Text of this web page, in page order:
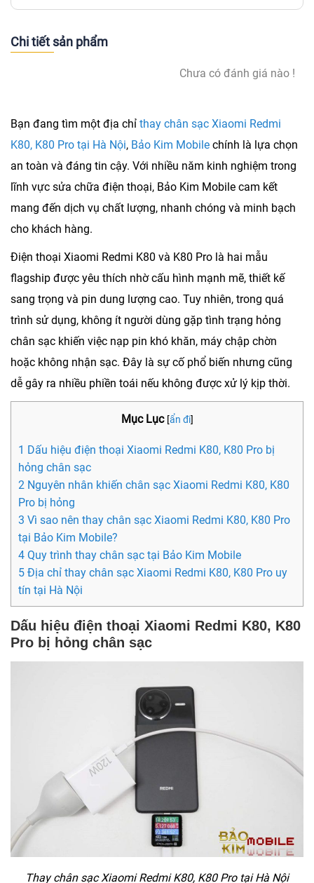
Chi tiết sản phẩm
Chưa có đánh giá nào !
Bạn đang tìm một địa chỉ thay chân sạc Xiaomi Redmi
K80, K80 Pro tại Hà Nội, Bảo Kim Mobile chính là lựa chọn
an toàn và đáng tin cậy. Với nhiều năm kinh nghiệm trong
lĩnh vực sửa chữa điện thoại, Bảo Kim Mobile cam kết
mang đến dịch vụ chất lượng, nhanh chóng và minh bạch
cho khách hàng.
Điện thoại Xiaomi Redmi K80 và K80 Pro là hai mẫu
flagship được yêu thích nhờ cấu hình mạnh mẽ, thiết kế
sang trọng và pin dung lượng cao. Tuy nhiên, trong quá
trình sử dụng, không ít người dùng gặp tình trạng hỏng
chân sạc khiến việc nạp pin khó khăn, máy chập chờn
hoặc không nhận sạc. Đây là sự cố phổ biến nhưng cũng
dễ gây ra nhiều phiền toái nếu không được xử lý kịp thời.
Mục Lục [ẩn đi]
1 Dấu hiệu điện thoại Xiaomi Redmi K80, K80 Pro bị
hỏng chân sạc
2 Nguyên nhân khiến chân sạc Xiaomi Redmi K80, K80
Pro bị hỏng
3 Vì sao nên thay chân sạc Xiaomi Redmi K80, K80 Pro
tại Bảo Kim Mobile?
4 Quy trình thay chân sạc tại Bảo Kim Mobile
5 Địa chỉ thay chân sạc Xiaomi Redmi K80, K80 Pro uy
tín tại Hà Nội
Dấu hiệu điện thoại Xiaomi Redmi K80, K80
Pro bị hỏng chân sạc
Thay chân sạc Xiaomi Redmi K80, K80 Pro tại Hà Nội